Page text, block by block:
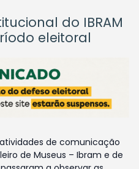
do IBRAM
eleitoral
de comunicação
de Museus – Ibram e de